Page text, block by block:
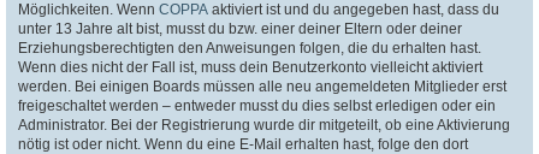
Möglichkeiten. Wenn COPPA aktiviert ist und du angegeben hast, dass du
unter 13 Jahre alt bist, musst du bzw. einer deiner Eltern oder deiner
Erziehungsberechtigten den Anweisungen folgen, die du erhalten hast.
Wenn dies nicht der Fall ist, muss dein Benutzerkonto vielleicht aktiviert
werden. Bei einigen Boards müssen alle neu angemeldeten Mitglieder erst
freigeschaltet werden – entweder musst du dies selbst erledigen oder ein
Administrator. Bei der Registrierung wurde dir mitgeteilt, ob eine Aktivierung
nötig ist oder nicht. Wenn du eine E-Mail erhalten hast, folge den dort